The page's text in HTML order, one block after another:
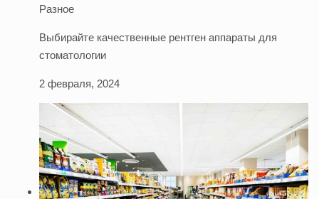
Разное
Выбирайте качественные рентген аппараты для
стоматологии
2 февраля, 2024